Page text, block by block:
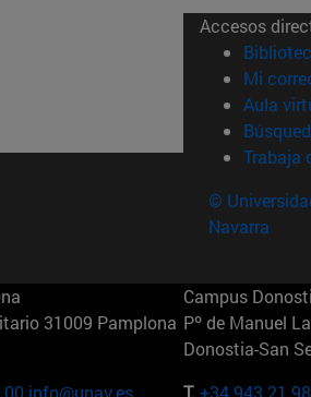
Accesos
Mi
Aula
Trabaja
©
Navarra
31009 Pamplona
info@unav.es
Campus
Pº de Manuel
Donostia-San
T. +34 943 21